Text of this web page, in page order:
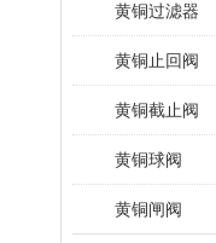
黄铜过滤器
黄铜止回阀
黄铜截止阀
黄铜球阀
黄铜闸阀